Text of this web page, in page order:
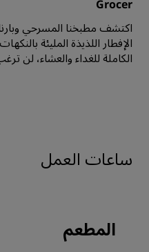
Grocer‬
اكتشف مطبخنا المسرحي
الإفطار اللذيذة المليئة
الكاملة للغداء والعشاء، لن
ساعات العمل
المطعم